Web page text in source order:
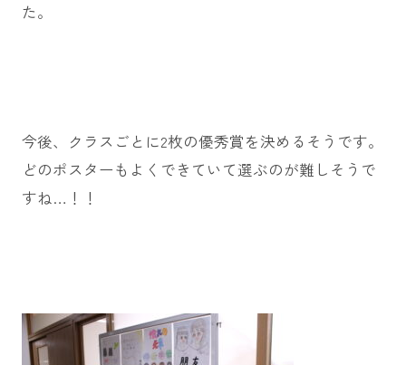
た。
今後、クラスごとに2枚の優秀賞を決めるそうです。
どのポスターもよくできていて選ぶのが難しそうで
すね…！！